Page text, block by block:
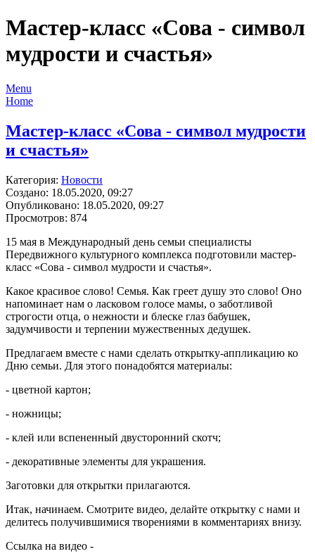
Мастер-класс «Сова - символ
мудрости и счастья»
Menu
Home
Мастер-класс «Сова - символ мудрости
и счастья»
Категория: Новости
Создано: 18.05.2020, 09:27
Опубликовано: 18.05.2020, 09:27
Просмотров: 874
15 мая в Международный день семьи специалисты
Передвижного культурного комплекса подготовили мастер-
класс «Сова - символ мудрости и счастья».
Какое красивое слово! Семья. Как греет душу это слово! Оно
напоминает нам о ласковом голосе мамы, о заботливой
строгости отца, о нежности и блеске глаз бабушек,
задумчивости и терпении мужественных дедушек.
Предлагаем вместе с нами сделать открытку-аппликацию ко
Дню семьи. Для этого понадобятся материалы:
- цветной картон;
- ножницы;
- клей или вспененный двусторонний скотч;
- декоративные элементы для украшения.
Заготовки для открытки прилагаются.
Итак, начинаем. Смотрите видео, делайте открытку с нами и
делитесь получившимися творениями в комментариях внизу.
Ссылка на видео -